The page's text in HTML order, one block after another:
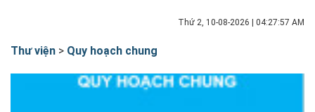
Thứ 2, 10-08-2026 04:27:58 AM
Thư viện > Quy hoạch chung